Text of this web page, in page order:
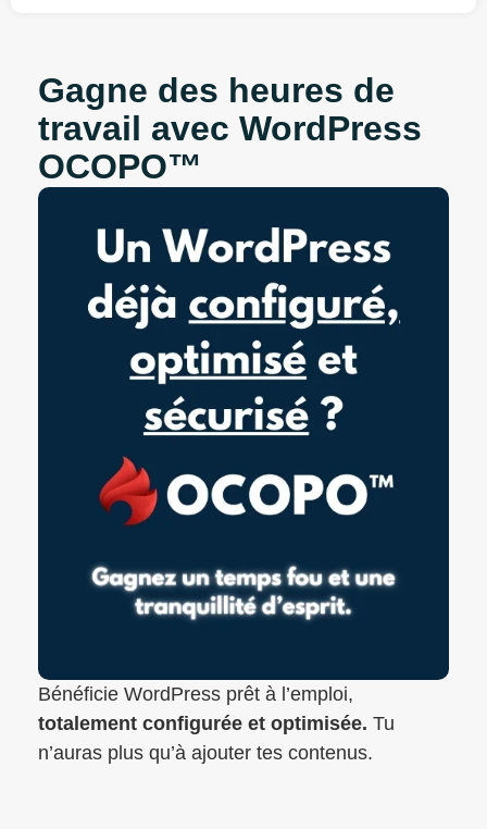
Gagne des heures de
travail avec WordPress
OCOPO™
Bénéficie WordPress prêt à l’emploi,
totalement configurée et optimisée. Tu
n’auras plus qu’à ajouter tes contenus.